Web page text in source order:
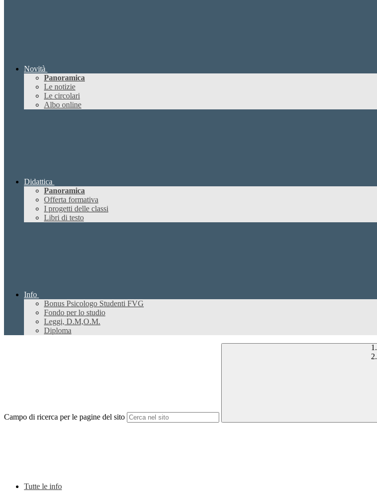
Novità
Panoramica
Le notizie
Le circolari
Albo online
Didattica
Panoramica
Offerta formativa
I progetti delle classi
Libri di testo
Info
Bonus Psicologo Studenti FVG
Fondo per lo studio
Leggi, D.M,O.M.
Diploma
Campo di ricerca per le pagine del sito
Tutte le info